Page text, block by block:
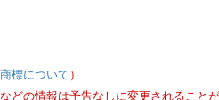
商標について ）
どの情報は予告なしに変更されること